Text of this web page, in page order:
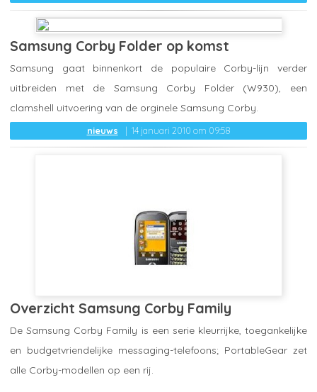
Samsung Corby Folder op komst
nieuws 14 januari 2010 om 09:58
Samsung gaat binnenkort de populaire Corby-lijn verder
uitbreiden met de Samsung Corby Folder (W930), een
clamshell uitvoering van de orginele Samsung Corby.
Overzicht Samsung Corby Family
De Samsung Corby Family is een serie kleurrijke, toegankelijke
en budgetvriendelijke messaging-telefoons; PortableGear zet
alle Corby-modellen op een rij.